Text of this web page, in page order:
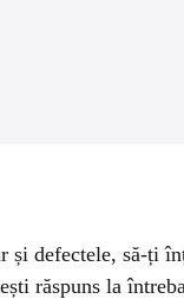
și defectele, să-ți
răspuns la